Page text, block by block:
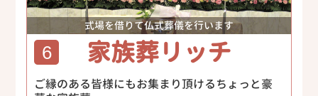
式場を借りて仏式葬儀を行います
6 家族葬リッチ
ご縁のある皆様にもお集まり頂けるちょっと豪